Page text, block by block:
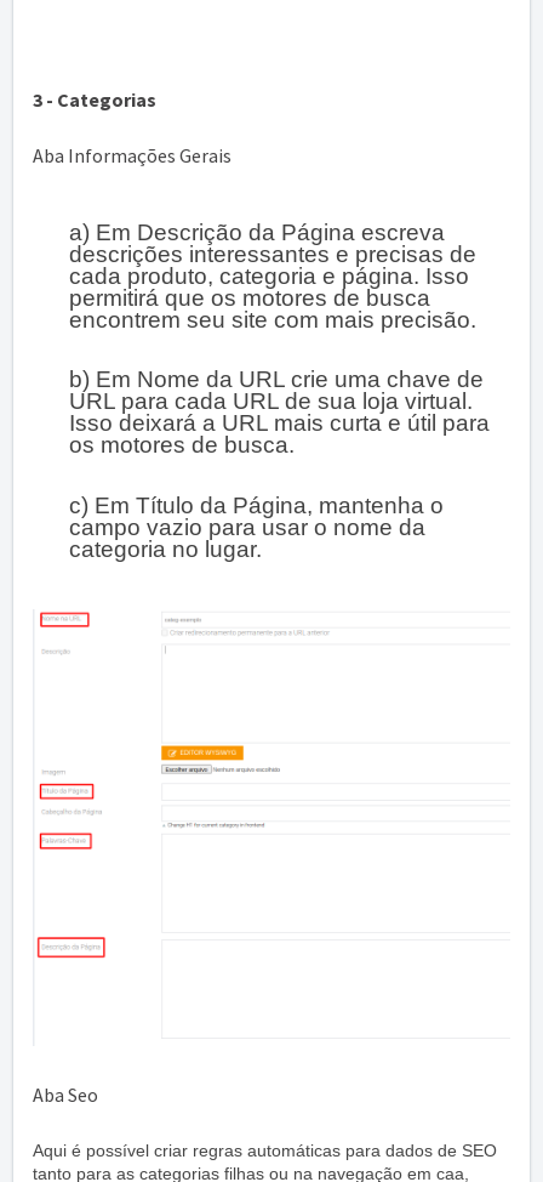
3 - Categorias
Aba Informações Gerais
a) Em Descrição da Página escreva
descrições interessantes e precisas de
cada produto, categoria e página. Isso
permitirá que os motores de busca
encontrem seu site com mais precisão.
b) Em Nome da URL crie uma chave de
URL para cada URL de sua loja virtual.
Isso deixará a URL mais curta e útil para
os motores de busca.
c) Em Título da Página, mantenha o
campo vazio para usar o nome da
categoria no lugar.
Aba Seo
Aqui é possível criar regras automáticas para dados de SEO
tanto para as categorias filhas ou na navegação em caa,